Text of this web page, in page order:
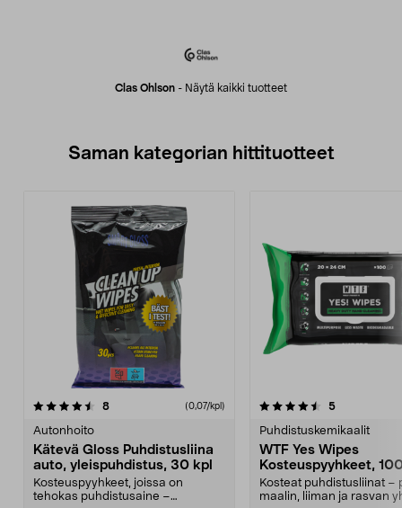
Clas Ohlson - Näytä kaikki tuotteet
Saman kategorian hittituotteet
8arvostelut (0,07/kpl)
Autonhoito
Kätevä Gloss Puhdistusliina
auto, yleispuhdistus, 30 kpl
Kosteuspyyhkeet, joissa on
tehokas puhdistusaine –
4.5 viidestä
5arvostelut
Puhdistuskemikaalit
WTF Yes Wipes
Kosteuspyyhkeet,
Kosteat puhdistusliinat –
maalin, liiman ja rasvan
4.5 viidestä